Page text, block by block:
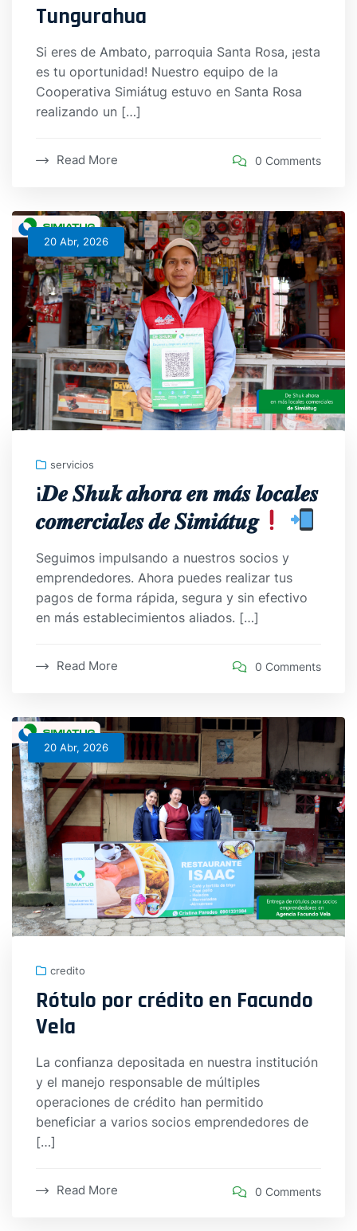
Tungurahua
Si eres de Ambato, parroquia Santa Rosa, ¡esta
es tu oportunidad! Nuestro equipo de la
Cooperativa Simiátug estuvo en Santa Rosa
realizando un […]
Read More 0 Comments
20 Abr, 2026
servicios
¡𝑫𝒆 𝑺𝒉𝒖𝒌 𝒂𝒉𝒐𝒓𝒂 𝒆𝒏 𝒎𝒂́𝒔 𝒍𝒐𝒄𝒂𝒍𝒆𝒔
𝒄𝒐𝒎𝒆𝒓𝒄𝒊𝒂𝒍𝒆𝒔 𝒅𝒆 𝑺𝒊𝒎𝒊𝒂́𝒕𝒖𝒈
Seguimos impulsando a nuestros socios y
emprendedores. Ahora puedes realizar tus
pagos de forma rápida, segura y sin efectivo
en más establecimientos aliados. […]
Read More 0 Comments
20 Abr, 2026
credito
Rótulo por crédito en Facundo
Vela
La confianza depositada en nuestra institución
y el manejo responsable de múltiples
operaciones de crédito han permitido
beneficiar a varios socios emprendedores de
[…]
Read More 0 Comments